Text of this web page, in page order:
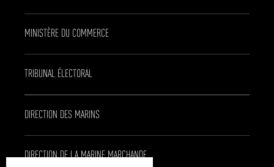
MINISTÈRE DU COMMERCE
TRIBUNAL ÉLECTORAL
DIRECTION DES MARINS
DIRECTION DE LA MARINE MARCHANDE